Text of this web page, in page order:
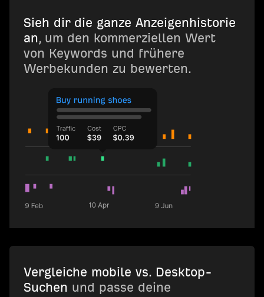
Sieh dir die ganze Anzeigenhistorie
an, um den kommerziellen Wert
von Keywords und frühere
Werbekunden zu bewerten.
Vergleiche mobile vs. Desktop-
Suchen und passe deine